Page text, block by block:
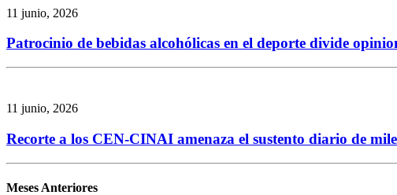
11 junio, 2026
Patrocinio de bebidas alcohólicas en el deporte divide
11 junio, 2026
Recorte a los CEN-CINAI amenaza el sustento diario de
Meses Anteriores